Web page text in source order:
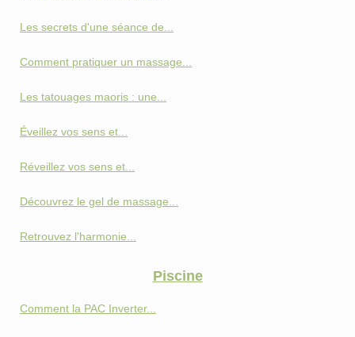
Les secrets d'une séance de...
Comment pratiquer un massage...
Les tatouages maoris : une...
Éveillez vos sens et...
Réveillez vos sens et...
Découvrez le gel de massage...
Retrouvez l'harmonie...
Piscine
Comment la PAC Inverter...